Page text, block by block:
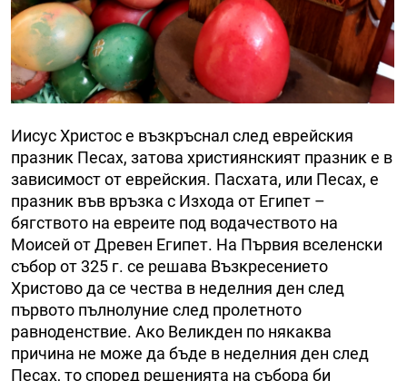
Иисус Христос е възкръснал след еврейския
празник Песах, затова християнският празник е в
зависимост от еврейския. Пасхата, или Песах, е
празник във връзка с Изхода от Египет –
бягството на евреите под водачеството на
Моисей от Древен Египет. На Първия вселенски
събор от 325 г. се решава Възкресението
Христово да се чества в неделния ден след
първото пълнолуние след пролетното
равноденствие. Ако Великден по някаква
причина не може да бъде в неделния ден след
Песах, то според решенията на събора би